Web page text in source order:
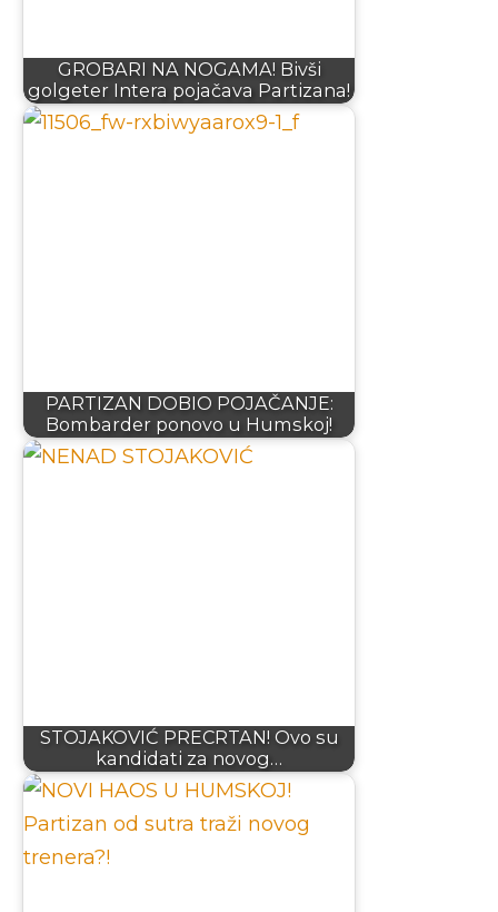
GROBARI NA NOGAMA! Bivši
golgeter Intera pojačava Partizana!
PARTIZAN DOBIO POJAČANJE:
Bombarder ponovo u Humskoj!
STOJAKOVIĆ PRECRTAN! Ovo su
kandidati za novog…